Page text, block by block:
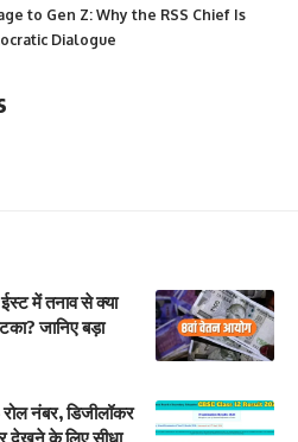
to Gen Z: Why the RSS Chief Is
Dialogue
में तनाव से क्या
जानिए बड़ा
रोल नंबर, डिजीलॉकर
देखने के लिए सीधा